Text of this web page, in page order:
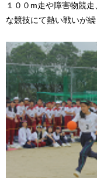
１００m走や障害物競
な競技にて熱い戦いが繰